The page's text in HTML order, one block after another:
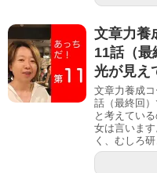
文章力養
11話（最
光が見え
文章力養成
話（最終回
と考えてい
女は言いま
く、むしろ